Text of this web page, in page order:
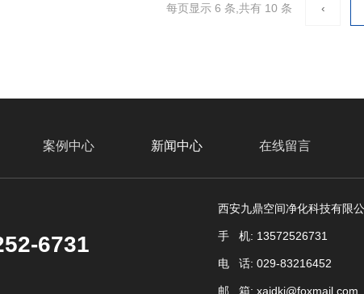
每页显示 6 条,共有 10 条 ‹
案例中心 新闻中心 在线留言
6731
西安九鼎空间净化科技有限
手 机: 13572526731
电 话: 029-83216452
邮 箱: xajdkj@foxmail.com